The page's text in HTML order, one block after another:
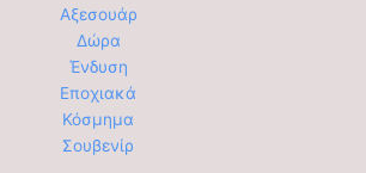
Αξεσουάρ
Δώρα
Ένδυση
Εποχιακά
Κόσμημα
Σουβενίρ